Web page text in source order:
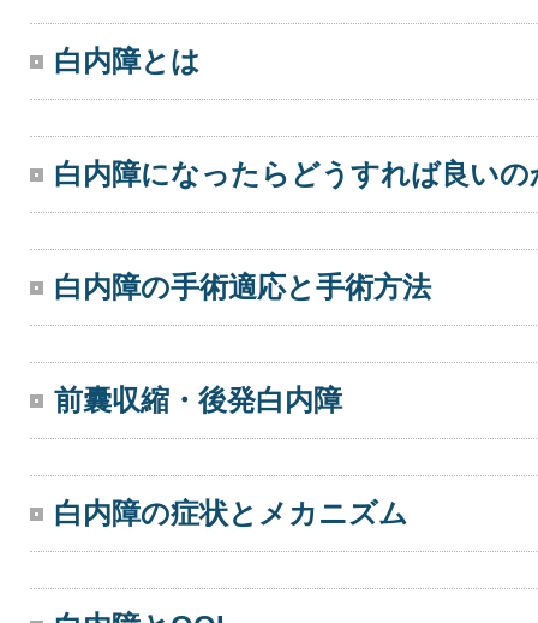
白内障とは
白内障になったらどうすれば良いの
白内障の手術適応と手術方法
前囊収縮・後発白内障
白内障の症状とメカニズム